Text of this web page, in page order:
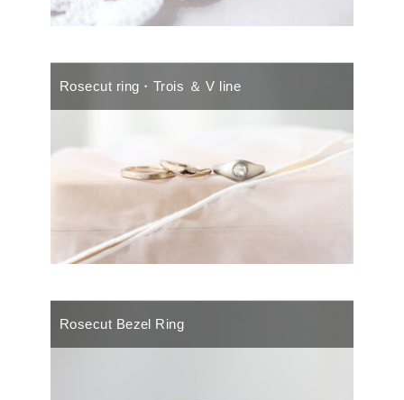
Rosecut ring・Trois ＆ V line
Rosecut Bezel Ring